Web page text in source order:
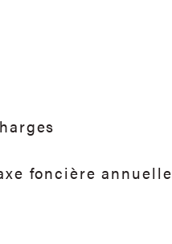
foncière annuelle